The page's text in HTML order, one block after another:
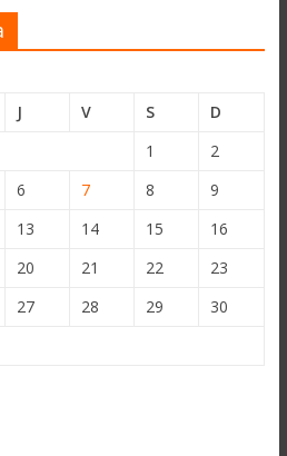
J V S
D
1
2
6 7 8
9
13 14 15
16
20 21 22
23
27 28 29
30